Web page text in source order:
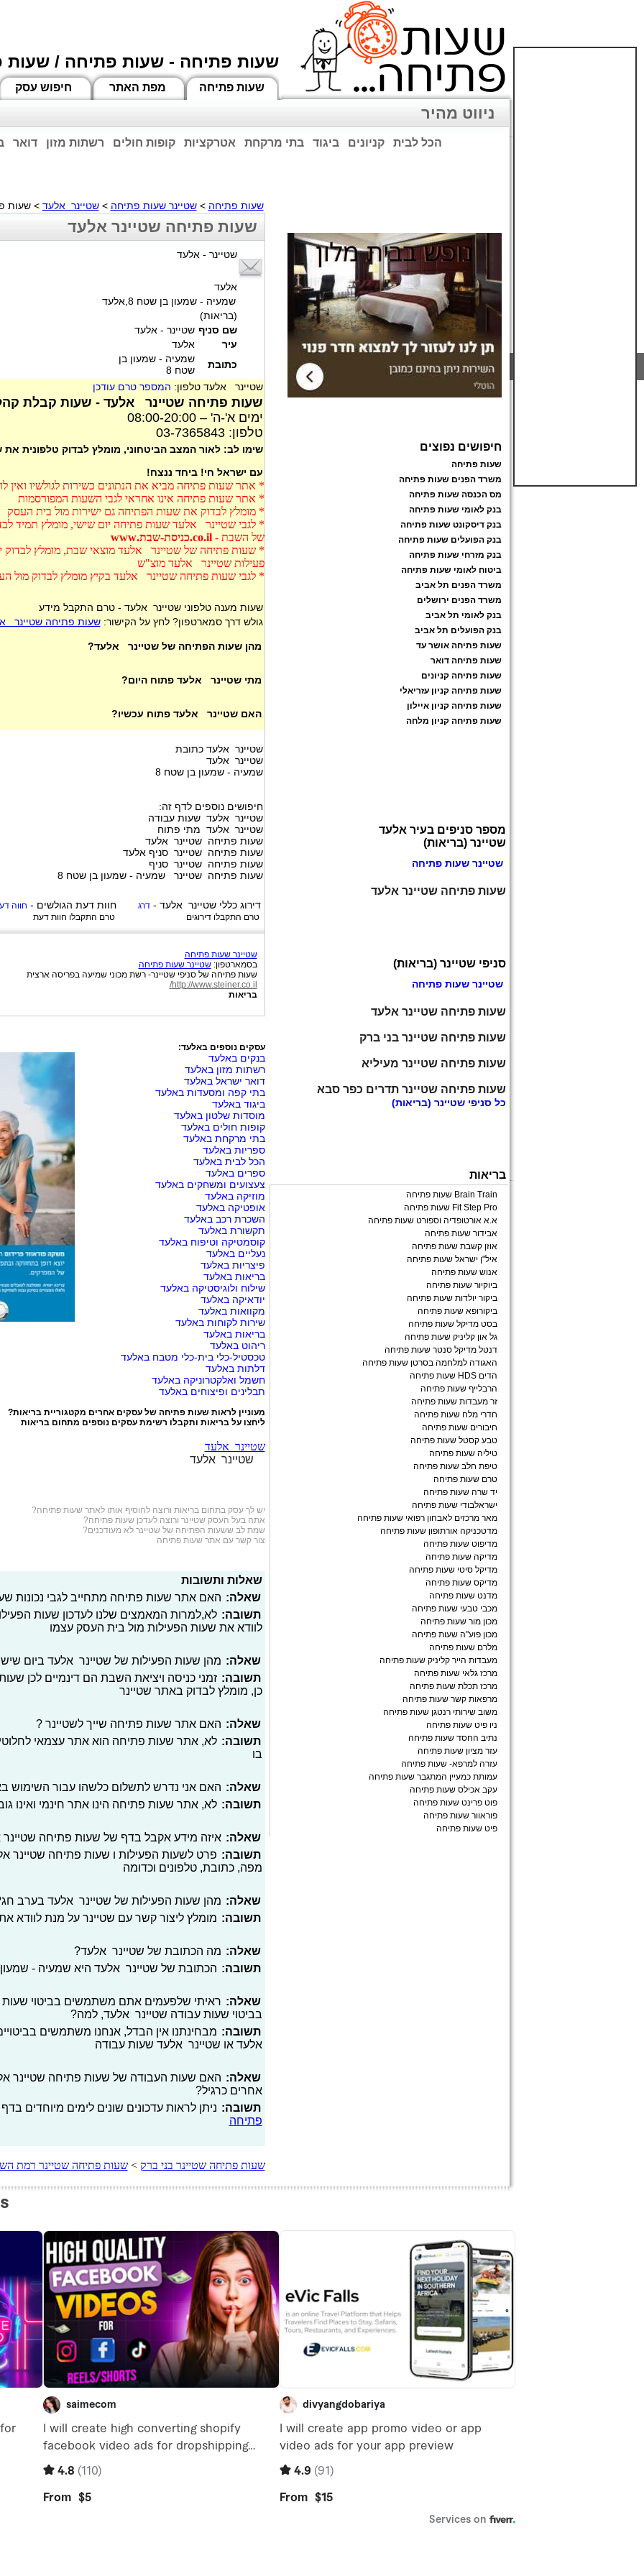
שעות פתיחה - שעות פתיחה / שעות
חיפוש עסק מפת האתר שעות פתיחה
ניווט מהיר
דואר רשתות מזון קופות חולים אטרקציות בתי מרקחת ביגוד קניונים הכל לבית
שעות פתיחה >שטיינר שעות פתיחה >שטיינר אלעד > שעות
שעות פתיחה שטיינר אלעד
שטיינר - אלעד
אלעד
שמעיה - שמעון בן שטח 8,אלעד
(בריאות)
שם סניף שטיינר - אלעד
עיר
אלעד
כתובת
שמעיה - שמעון בן
שטח 8
שטיינר אלעד טלפון: המספר טרם עודכן
שעות פתיחה שטיינר אלעד - שעות קבלת
ימים א'-ה' – 08:00-20:00
טלפון: 03-7365843
שימו לב: לאור המצב הביטחוני, מומלץ לבדוק טלפונית
עם ישראל חי! ביחד ננצח!
* אתר שעות פתיחה מביא את הנתונים כשירות לגולשיו
* אתר שעות פתיחה אינו אחראי לגבי השעות המפורסמות
* מומלץ לבדוק את שעות הפתיחה גם ישירות מול בית העסק
* לגבי שטיינר אלעד שעות פתיחה יום שישי, מומלץ תמיד
של השבת -co.il.כניסת-שבת.www
* שעות פתיחה של שטיינר אלעד מוצאי שבת, מומלץ לבדוק
פעילות שטיינר אלעד מוצ"ש
* לגבי שעות פתיחה שטיינר אלעד בקיץ מומלץ לבדוק מול
שעות מענה טלפוני שטיינר אלעד - טרם התקבל מידע
גולש דרך סמארטפון? לחץ על הקישור:שעות פתיחה שטיינר
מהן שעות הפתיחה של שטיינר אלעד?
מתי שטיינר אלעד פתוח היום?
האם שטיינר אלעד פתוח עכשיו?
שטיינר אלעד כתובת
שטיינר אלעד
שמעיה - שמעון בן שטח 8
חיפושים נוספים לדף זה:
שטיינר אלעד שעות עבודה
שטיינר אלעד מתי פתוח
שעות פתיחה שטיינר אלעד
שעות פתיחה שטיינר סניף אלעד
שעות פתיחה שטיינר סניף
שעות פתיחה שטיינר שמעיה - שמעון בן שטח 8
חוות דעת הגולשים - חווה
טרם התקבלו חוות דעת
דירוג כללישטיינר אלעד -דרג
טרם התקבלו דירוגים
שטיינר שעות פתיחה
בסמארטפון:שטיינר שעות פתיחה
שעות פתיחה של סניפי שטיינר- רשת מכוני שמיעה בפריסה ארצית
http://www.steiner.co.il/
בריאות
עסקים נוספים באלעד:
בנקים באלעד
רשתות מזון באלעד
דואר ישראל באלעד
בתי קפה ומסעדות באלעד
ביגוד באלעד
מוסדות שלטון באלעד
קופות חולים באלעד
בתי מרקחת באלעד
ספריות באלעד
הכל לבית באלעד
ספרים באלעד
צעצועים ומשחקים באלעד
מוזיקה באלעד
אופטיקה באלעד
השכרת רכב באלעד
תקשורת באלעד
קוסמטיקה וטיפוח באלעד
נעליים באלעד
פיצריות באלעד
בריאות באלעד
שילוח ולוגיסטיקה באלעד
יודאיקה באלעד
מקוואות באלעד
שירות לקוחות באלעד
בריאות באלעד
ריהוט באלעד
טכסטיל-כלי בית-כלי מטבח באלעד
דלתות באלעד
חשמל ואלקטרוניקה באלעד
תבלינים ופיצוחים באלעד
מעוניין לראות שעות פתיחה של עסקים אחרים מקטגורייתבריאות?
ליחצו עלבריאות ותקבלו רשימת עסקים נוספים מתחום בריאות
שטיינר אלעד
שטיינר אלעד
יש לך עסק בתחוםבריאות ורוצה להוסיף אותו לאתר שעות פתיחה?
אתה בעל העסק שטיינר ורוצה לעדכן שעות פתיחה?
שמת לב ששעות הפתיחה של שטיינר לא מעודכנים?
צור קשר עם אתר שעות פתיחה
שאלות ותשובות
שאלה: האם אתר שעות פתיחה מתחייב לגבי נכונות
תשובה: לא,למרות המאמצים שלנו לעדכון שעות
לוודא את שעות הפעילות מול בית העסק עצמו
שאלה: מהן שעות הפעילות של שטיינר אלעד ביום
תשובה: זמני כניסה ויציאת השבת הם דינמיים לכן
כן, מומלץ לבדוק באתר שטיינר
שאלה: האם אתר שעות פתיחה שייך לשטיינר ?
תשובה: לא, אתר שעות פתיחה הוא אתר עצמאי
בו
שאלה: האם אני נדרש לתשלום כלשהו עבור השימוש
תשובה: לא, אתר שעות פתיחה הינו אתר חינמי ואינו
שאלה: איזה מידע אקבל בדף של שעות פתיחה
תשובה: פרט לשעות הפעילות ו שעות פתיחה שטיינר
מפה, כתובת, טלפונים וכדומה
שאלה: מהן שעות הפעילות של שטיינר אלעד בערב
תשובה: מומלץ ליצור קשר עם שטיינר על מנת לוודא
שאלה: מה הכתובת של שטיינר אלעד?
תשובה: הכתובת של שטיינר אלעד היא שמעיה -
שאלה: ראיתי שלפעמים אתם משתמשים בביטוי שעות
בביטוי שעות עבודה שטיינר אלעד, למה?
תשובה: מבחינתנו אין הבדל, אנחנו משתמשים
אלעד או שטיינר אלעד שעות עבודה
שאלה: האם שעות העבודה של שעות פתיחה שטיינר
אחרים כרגיל?
תשובה: ניתן לראות עדכונים שונים לימים מיוחדים
פתיחה
שעות פתיחה שטיינר בני ברק >שעות פתיחה שטיינר רמת
חיפושים נפוצים
שעות פתיחה
משרד הפנים שעות פתיחה
מס הכנסה שעות פתיחה
בנק לאומי שעות פתיחה
בנק דיסקונט שעות פתיחה
בנק הפועלים שעות פתיחה
בנק מזרחי שעות פתיחה
ביטוח לאומי שעות פתיחה
משרד הפנים תל אביב
משרד הפנים ירושלים
בנק לאומי תל אביב
בנק הפועלים תל אביב
שעות פתיחה אושר עד
שעות פתיחה דואר
שעות פתיחה קניונים
שעות פתיחה קניון עזריאלי
שעות פתיחה קניון איילון
שעות פתיחה קניון מלחה
מספר סניפים בעיר אלעד
שטיינר (בריאות)
שטיינר שעות פתיחה
שעות פתיחה שטיינר אלעד
סניפי שטיינר (בריאות)
שטיינר שעות פתיחה
שעות פתיחה שטיינר אלעד
שעות פתיחה שטיינר בני ברק
שעות פתיחה שטיינר מעיליא
שעות פתיחה שטיינר תדרים כפר סבא
כל סניפי שטיינר (בריאות)
בריאות
Brain Train שעות פתיחה
Fit Step Pro שעות פתיחה
א.א אורטופדיה וספורט שעות פתיחה
אבידור שעות פתיחה
אוזן קשבת שעות פתיחה
איל"ן ישראל שעות פתיחה
אנוש שעות פתיחה
ביוקיור שעות פתיחה
ביקור יולדות שעות פתיחה
ביקורופא שעות פתיחה
בסט מדיקל שעות פתיחה
גל און קליניק שעות פתיחה
דנטל מדיקל סנטר שעות פתיחה
האגודה למלחמה בסרטן שעות פתיחה
הדים HDS שעות פתיחה
הרבלייף שעות פתיחה
זר מעבדות שעות פתיחה
חדרי מלח שעות פתיחה
חיבורים שעות פתיחה
טבע קסטל שעות פתיחה
טיליה שעות פתיחה
טיפת חלב שעות פתיחה
טרם שעות פתיחה
יד שרה שעות פתיחה
ישראלבודי שעות פתיחה
מאר מרכזים לאבחון רפואי שעות פתיחה
מדטכניקה אורתופון שעות פתיחה
מדיפוט שעות פתיחה
מדיקה שעות פתיחה
מדיקל סיטי שעות פתיחה
מדיקס שעות פתיחה
מדנט שעות פתיחה
מכבי טבעי שעות פתיחה
מכון מור שעות פתיחה
מכון פוע"ה שעות פתיחה
מלרם שעות פתיחה
מעבדות הייר קליניק שעות פתיחה
מרכז גלאי שעות פתיחה
מרכז תכלת שעות פתיחה
מרפאות קשר שעות פתיחה
משוב שירותי רנטגן שעות פתיחה
ניו פיט שעות פתיחה
נתיב החסד שעות פתיחה
עזר מציון שעות פתיחה
עזרה למרפא- שעות פתיחה
עמותת כמעיין המתגבר שעות פתיחה
עקב אכילס שעות פתיחה
פוט פרינט שעות פתיחה
פוראוור שעות פתיחה
פיט שעות פתיחה